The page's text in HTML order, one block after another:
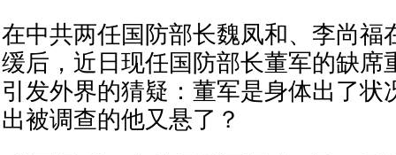
在中共两任国防部长魏凤和、李尚福
缓后，近日现任国防部长董军的缺席
引发外界的猜疑：董军是身体出了状
出被调查的他又悬了？